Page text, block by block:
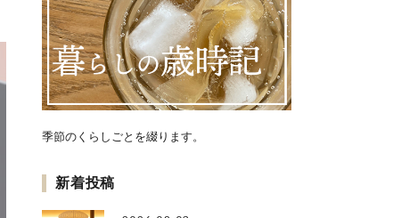
季節のくらしごとを綴ります。
新着投稿